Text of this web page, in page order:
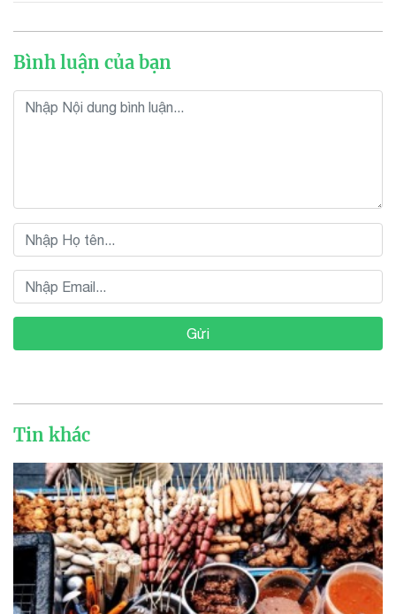
Bình luận của bạn
Gửi
Tin khác